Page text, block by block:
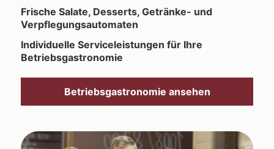
Frische Salate, Desserts, Getränke- und
Verpflegungsautomaten
Individuelle Serviceleistungen für Ihre
Betriebsgastronomie
Betriebsgastronomie ansehen